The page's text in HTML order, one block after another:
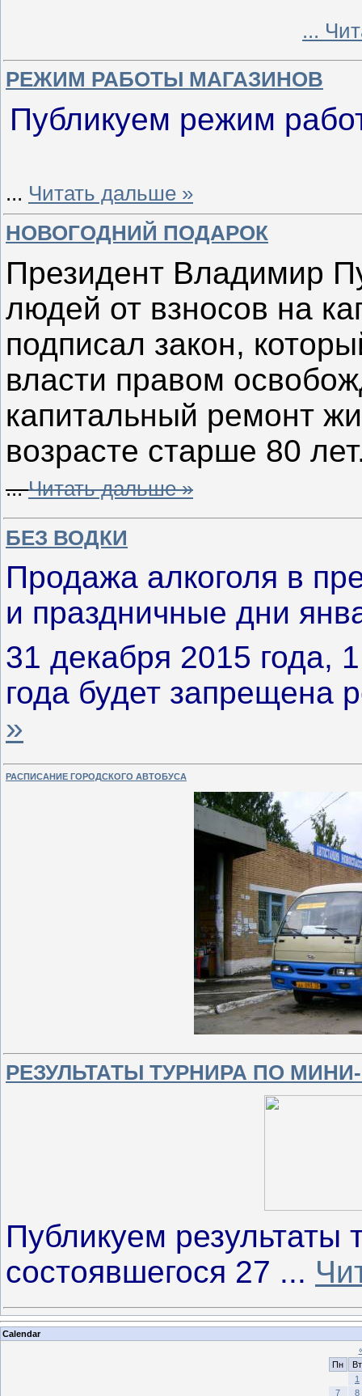
...
РЕЖИМ РАБОТЫ МАГАЗИНОВ
Публикуем режим
... Читать дальше »
НОВОГОДНИЙ ПОДАРОК
Президент Владимир
людей от взносов на
подписал закон,
власти правом
капитальный ремонт
возрасте старше 80
...Читать дальше »
БЕЗ ВОДКИ
Продажа алкоголя в
и праздничные дни
31 декабря 2015 года,
года будет запрещена
»
РАСПИСАНИЕ ГОРОДСКОГО АВТОБУСА
РЕЗУЛЬТАТЫ ТУРНИРА ПО
Публикуем результаты
состоявшегося 27 ...
Calendar
Пн
Вт
1
7
8